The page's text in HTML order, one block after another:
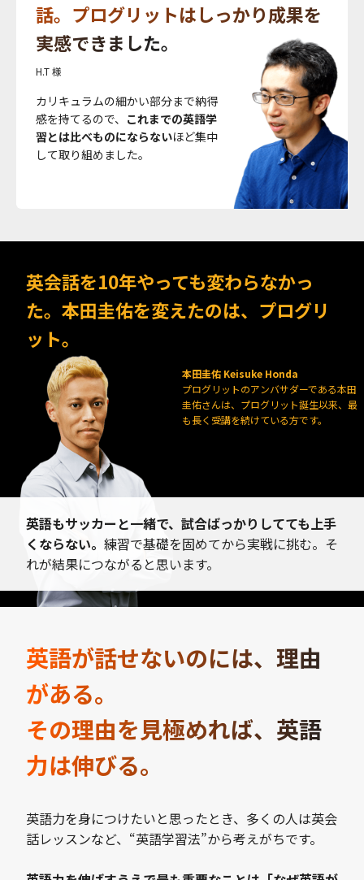
話。プログリットはしっかり成果を
実感できました。
H.T 様
カリキュラムの細かい部分まで納得
感を持てるので、 これまでの英語学
習とは比べものにならないほど集中
して取り組めました。
英会話を10年やっても変わらなかっ
た。本田圭佑を変えたのは、プログリ
ット。
本田圭佑 Keisuke Honda
プログリットのアンバサダーである本田
圭佑さんは、プログリット誕生以来、最
も長く受講を続けている方です。
英語もサッカーと一緒で、試合ばっかりしてても上手
くならない。 練習で基礎を固めてから実戦に挑む。そ
れが結果につながると思います。
英語が話せないのには、理由
がある。
その理由を見極めれば、英語
力は伸びる。
英語力を身につけたいと思ったとき、多くの人は英会
話レッスンなど、“英語学習法”から考えがちです。